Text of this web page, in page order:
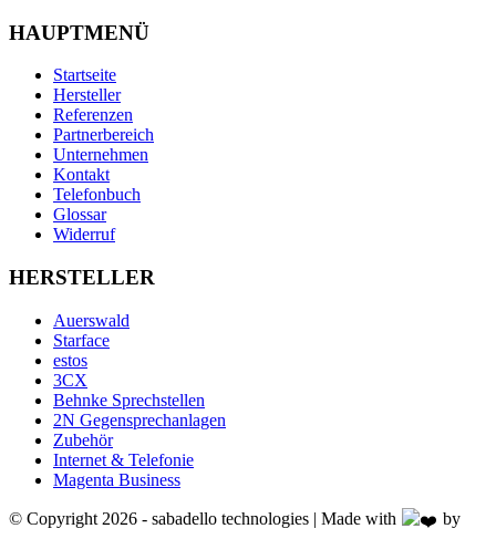
HAUPTMENÜ
Startseite
Hersteller
Referenzen
Partnerbereich
Unternehmen
Kontakt
Telefonbuch
Glossar
Widerruf
HERSTELLER
Auerswald
Starface
estos
3CX
Behnke Sprechstellen
2N Gegensprechanlagen
Zubehör
Internet & Telefonie
Magenta Business
© Copyright 2026 - sabadello technologies | Made with
by